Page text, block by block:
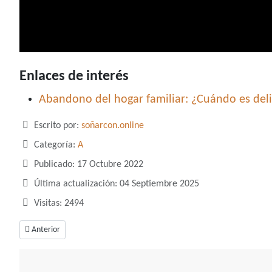
Enlaces de interés
Abandono del hogar familiar: ¿Cuándo es
Detalles
Escrito por: soñarcon.online
Categoría: A
Publicado: 17 Octubre 2022
Última actualización: 04 Septiembre 2025
Visitas: 2494
Artículo anterior: Soñar con abrir, ¿Listo para abrirte un nuevo camino?
Anterior